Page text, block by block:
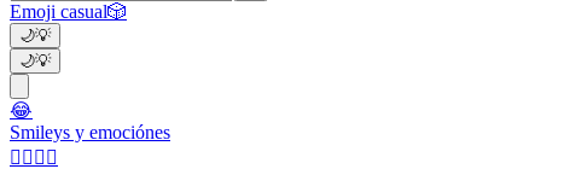
Emoji casual🎲
🌙💡
🌙💡
😂
Smileys y emociónes
👩‍❤️‍💋‍👨